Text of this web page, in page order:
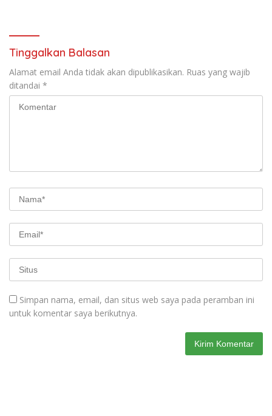
Tinggalkan Balasan
Alamat email Anda tidak akan dipublikasikan. Ruas yang wajib
ditandai *
Simpan nama, email, dan situs web saya pada peramban ini
untuk komentar saya berikutnya.